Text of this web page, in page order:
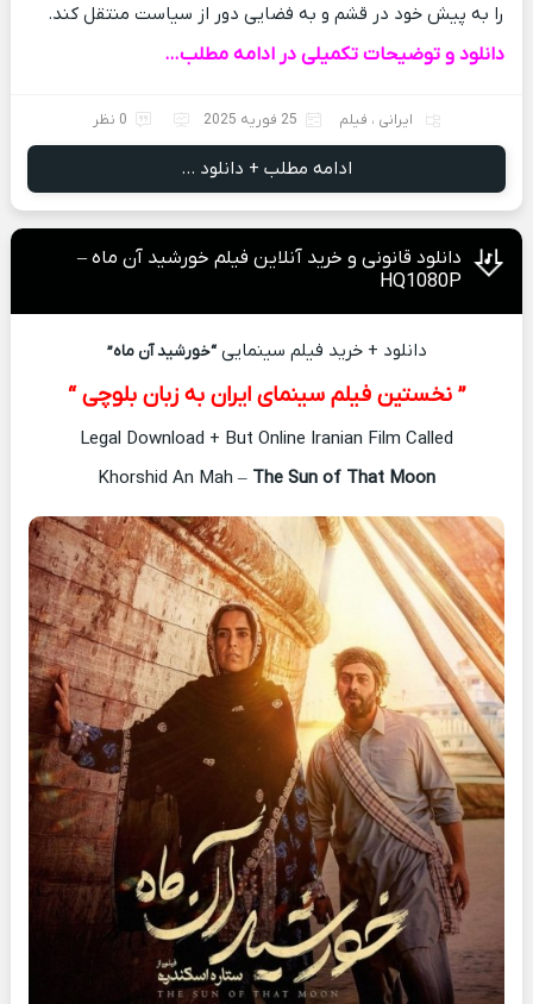
را به پیش خود در قشم و به فضایی دور از سیاست منتقل کند.
دانلود و توضیحات تکمیلی در ادامه مطلب…
ایرانی ، فیلم 25 فوریه 2025 0 نظر
ادامه مطلب + دانلود ...
دانلود قانونی و خرید آنلاین فیلم خورشید آن ماه –
HQ1080P
دانلود + خرید فیلم سینمایی“خورشید آن ماه”
” نخستین فیلم سینمای ایران به زبان بلوچی “
Legal Download + But Online Iranian Film Called
Khorshid An Mah – The Sun of That Moon